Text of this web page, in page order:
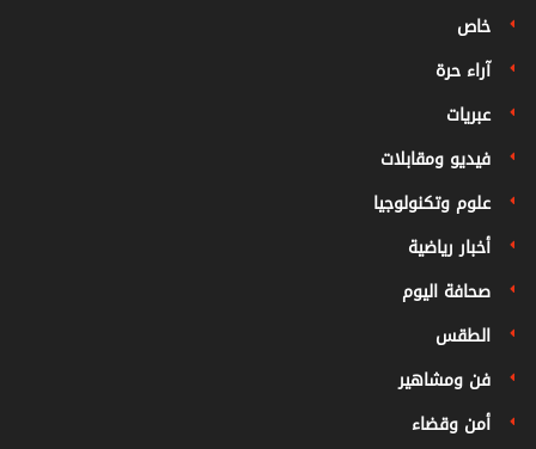
خاص
آراء حرة
عبريات
فيديو ومقابلات
علوم وتكنولوجيا
أخبار رياضية
صحافة اليوم
الطقس
فن ومشاهير
أمن وقضاء